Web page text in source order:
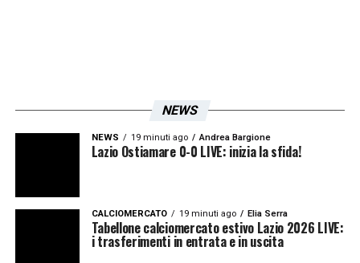
NEWS
NEWS 19 minuti ago Andrea Bargione
Lazio Ostiamare 0-0 LIVE: inizia la sfida!
CALCIOMERCATO 19 minuti ago Elia Serra
Tabellone calciomercato estivo Lazio 2026 LIVE:
i trasferimenti in entrata e in uscita